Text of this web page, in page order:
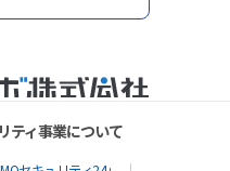
ティ事業について